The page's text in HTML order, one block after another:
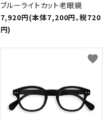
ブルーライトカット老眼鏡
7,920円(本体7,200円、税720
円)
favorite